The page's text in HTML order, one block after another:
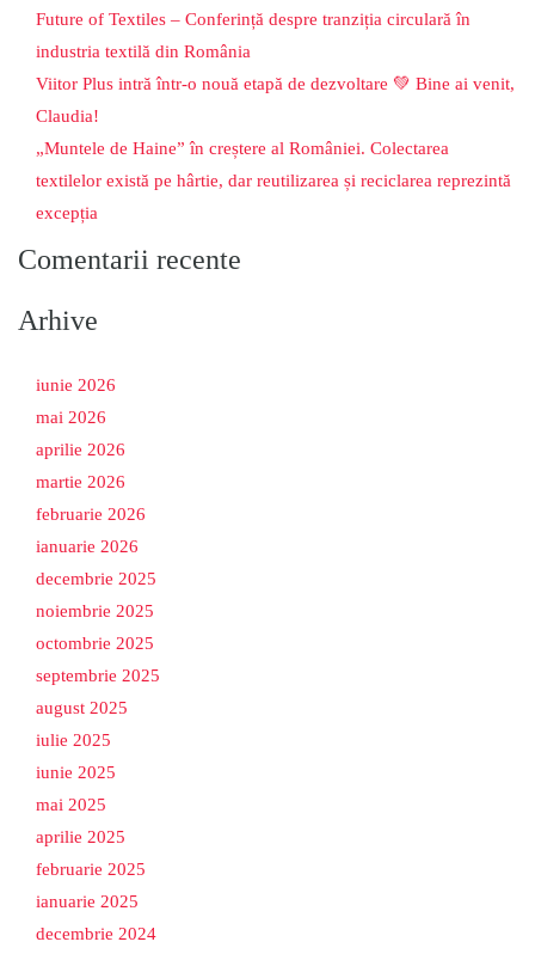
Future of Textiles – Conferință despre tranziția circulară în
industria textilă din România
Viitor Plus intră într-o nouă etapă de dezvoltare 💚 Bine ai venit,
Claudia!
„Muntele de Haine” în creștere al României. Colectarea
textilelor există pe hârtie, dar reutilizarea și reciclarea reprezintă
excepția
Comentarii recente
Arhive
iunie 2026
mai 2026
aprilie 2026
martie 2026
februarie 2026
ianuarie 2026
decembrie 2025
noiembrie 2025
octombrie 2025
septembrie 2025
august 2025
iulie 2025
iunie 2025
mai 2025
aprilie 2025
februarie 2025
ianuarie 2025
decembrie 2024